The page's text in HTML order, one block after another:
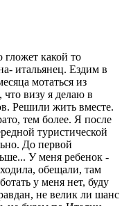
какой то
итальянец. Ездим в
мотаться из
визу я делаю в
Решили жить вместе.
тем более. Я после
туристической
До первой
У меня ребенок -
обещали, там
у меня нет, буду
не велик ли шанс